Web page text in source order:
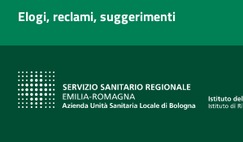
Elogi, reclami, suggerimenti